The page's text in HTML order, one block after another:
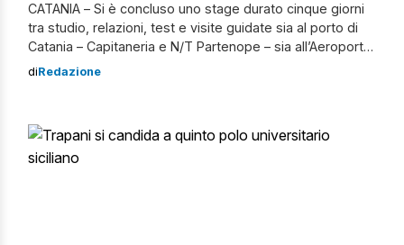
CATANIA – Si è concluso uno stage durato cinque giorni
tra studio, relazioni, test e visite guidate sia al porto di
Catania – Capitaneria e N/T Partenope – sia all’Aeroporto
di Fontanarossa per gli studenti del 4° e 5° anno
diRedazione